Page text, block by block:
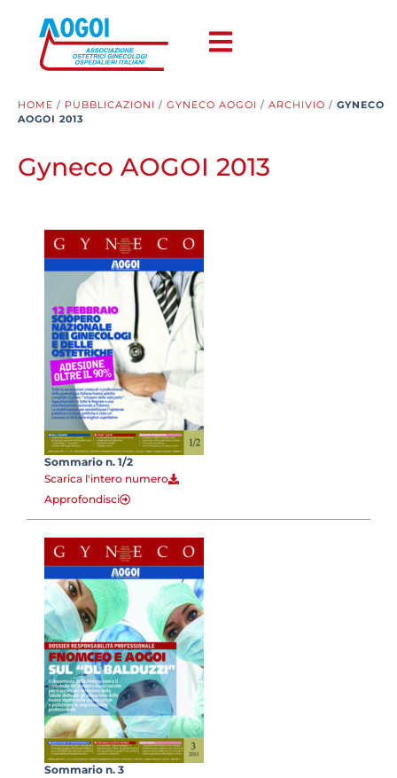
HOME / PUBBLICAZIONI / GYNECO AOGOI / ARCHIVIO / GYNECO
AOGOI 2013
Gyneco AOGOI 2013
Sommario n. 1/2
Scarica l'intero numero
Approfondisci
Sommario n. 3